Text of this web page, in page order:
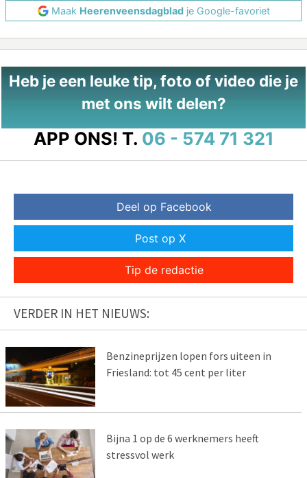
Maak Heerenveensdagbladje Google-favoriet
Heb je een leuke tip, foto of video die je
met ons wilt delen?
APP ONS! T. 06 - 574 71 321
Deel op Facebook
Post op X
Tip de redactie
VERDER IN HET NIEUWS:
Benzineprijzen lopen fors uiteen in
Friesland: tot 45 cent per liter
Bijna 1 op de 6 werknemers heeft
stressvol werk